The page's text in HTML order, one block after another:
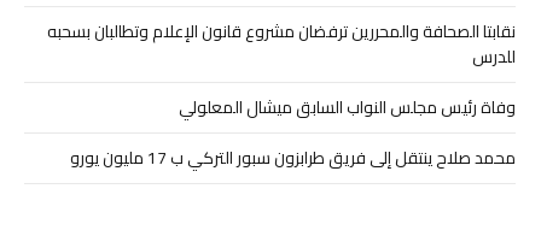
نقابتا الصحافة والمحررين ترفضان مشروع قانون الإعلام وتطالبان بسحبه
للدرس
وفاة رئيس مجلس النواب السابق ميشال المعلولي
محمد صلاح ينتقل إلى فريق طرابزون سبور التركي ب 17 مليون يورو